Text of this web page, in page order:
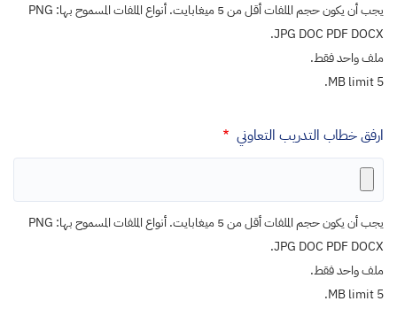
يجب أن يكون حجم الملفات أقل من 5 ميغابايت. أنواع الملفات المسموح بها: PNG
JPG DOC PDF DOCX.
ملف واحد فقط.
5 MB limit.
ارفق خطاب التدريب التعاوني
يجب أن يكون حجم الملفات أقل من 5 ميغابايت. أنواع الملفات المسموح بها: PNG
JPG DOC PDF DOCX.
ملف واحد فقط.
5 MB limit.